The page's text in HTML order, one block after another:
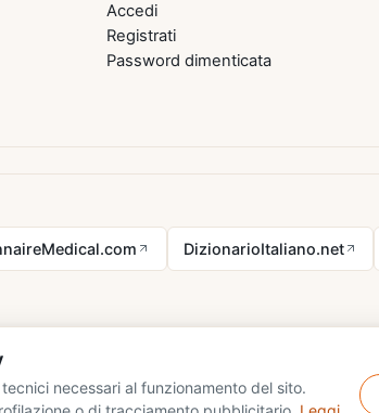
Accedi
Registrati
Password dimenticata
DizionarioItaliano.net
necessari al funzionamento del sito.